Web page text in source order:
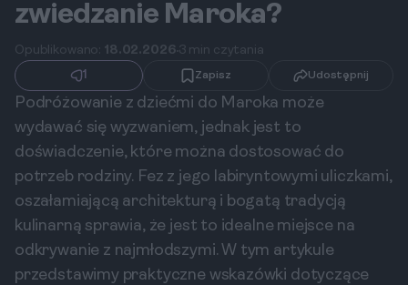
zwiedzanie Maroka?
Opublikowano: 18.02.2026 3 min czytania
1
Zapisz Udostępnij
Podróżowanie z dziećmi do Maroka może
wydawać się wyzwaniem, jednak jest to
doświadczenie, które można dostosować do
potrzeb rodziny. Fez z jego labiryntowymi uliczkami,
oszałamiającą architekturą i bogatą tradycją
kulinarną sprawia, że jest to idealne miejsce na
odkrywanie z najmłodszymi. W tym artykule
przedstawimy praktyczne wskazówki dotyczące